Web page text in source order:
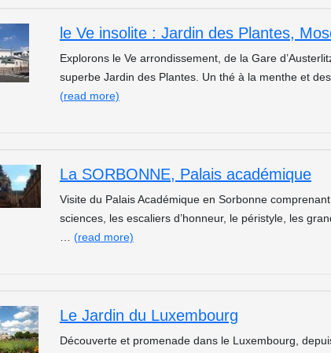
le Ve insolite : Jardin des Plantes,
Explorons le Ve arrondissement, de la Gare
superbe Jardin des Plantes. Un thé à la menthe et
(read more)
La SORBONNE, Palais académique
Visite du Palais Académique en Sorbonne
sciences, les escaliers d’honneur, le péristyle, les
(read more)
Le Jardin du Luxembourg
Découverte et promenade dans le Luxembourg,